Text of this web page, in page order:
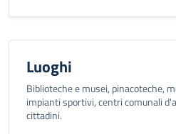
Luoghi
Biblioteche e musei, pinacoteche,
impianti sportivi, centri comunali
cittadini.